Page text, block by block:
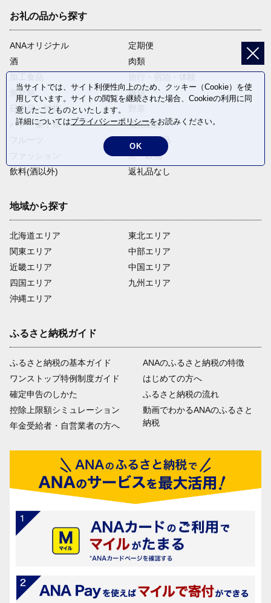
お礼の品から探す
ANAオリジナル
定期便
酒
肉類
魚介類
麺類
日用品・雑貨
パン・菓子類
電化製品
卵・乳製品
米・穀物
飲料(酒以外)
返礼品なし
地域から探す
北海道エリア
関東エリア
近畿エリア
四国エリア
沖縄エリア
東北エリア
中部エリア
中国エリア
九州エリア
ふるさと納税ガイド
ふるさと納税の基本ガイド
ワンストップ特例制度ガイド
確定申告のしかた
控除上限額シミュレーション
年金受給者・自営業者の方へ
ANAのふるさと納税の特徴
はじめての方へ
ふるさと納税の流れ
動画でわかるANAのふるさと
納税
当サイトでは、サイト利便性向上のため、クッキー（Cookie）を使
用しています。サイトの閲覧を継続された場合、Cookieの利用に同
意したことものといたします。
詳細についてはプライバシーポリシーをお読みください。
OK